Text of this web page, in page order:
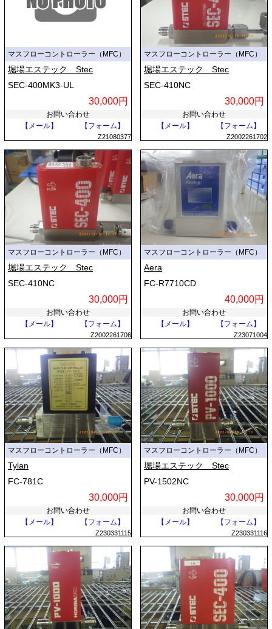
マスフローコントローラー（MFC）
堀場エステック Stec
SEC-400MK3-UL
30,000円
お問い合わせ
【メール】
【フォーム】
Z21080377
マスフローコントローラー（MFC）
堀場エステック Stec
SEC-410NC
30,000円
お問い合わせ
【メール】
【フォーム】
Z2002261702
マスフローコントローラー（MFC）
堀場エステック Stec
SEC-410NC
30,000円
お問い合わせ
【メール】
【フォーム】
Z2002261706
マスフローコントローラー（MFC）
Aera
FC-R7710CD
40,000円
お問い合わせ
【メール】
【フォーム】
Z23071004
マスフローコントローラー（MFC）
Tylan
FC-781C
30,000円
お問い合わせ
【メール】
【フォーム】
Z230331115
マスフローコントローラー（MFC）
堀場エステック Stec
PV-1502NC
30,000円
お問い合わせ
【メール】
【フォーム】
Z230331116